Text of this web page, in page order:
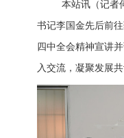
本站讯（记者
书记李国金先后前
四中全会精神宣讲
入交流，凝聚发展